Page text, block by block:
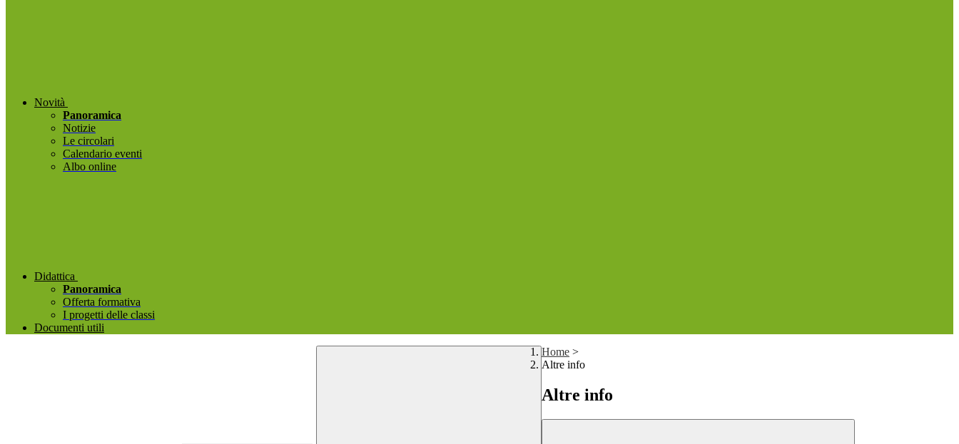
Novità
Panoramica
Notizie
Le circolari
Calendario eventi
Albo online
Didattica
Panoramica
Offerta formativa
I progetti delle classi
Documenti utili
Home >
Altre info
Altre info